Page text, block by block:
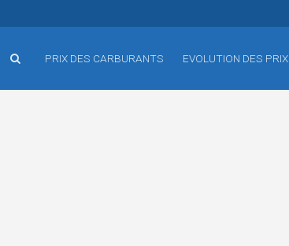
PRIX DES CARBURANTS EVOLUTION DES PRIX